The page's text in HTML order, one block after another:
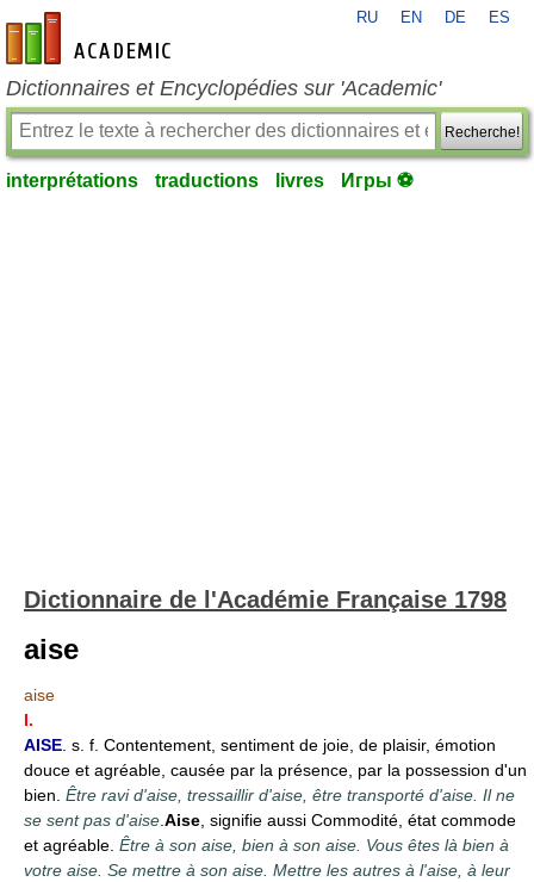
fr-academic.com
RU EN DE ES
Dictionnaires et Encyclopédies sur 'Academic'
Recherche!
interprétations traductions livres Игры ⚽
Dictionnaire de l'Académie Française 1798
aise
aise
I.
AISE . s. f. Contentement, sentiment de joie, de plaisir, émotion
douce et agréable, causée par la présence, par la possession d'un
bien. Être ravi d'aise, tressaillir d'aise, être transporté d'aise. Il ne
se sent pas d'aise Aise , signifie aussi Commodité, état commode
et agréable. Être à son aise, bien à son aise. Vous êtes là bien à
votre aise. Se mettre à son aise. Mettre les autres à l'aise, à leur